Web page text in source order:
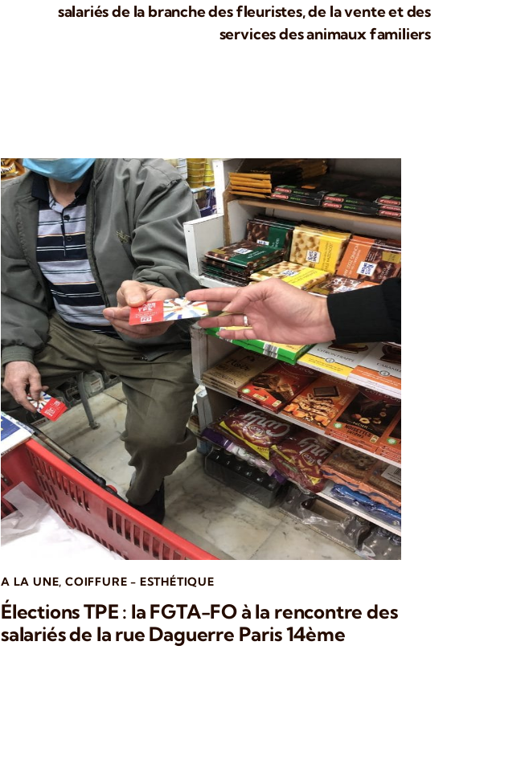
salariés de la branche des fleuristes, de la vente et des
services des animaux familiers
A LA UNE,COIFFURE - ESTHÉTIQUE
Élections TPE : la FGTA-FO à la rencontre des
salariés de la rue Daguerre Paris 14ème